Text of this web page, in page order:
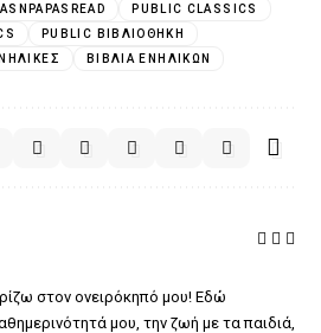
PUBLIC CLASSICS
PUBLIC ΒΙΒΛΙΟΘΉΚΗ
ΒΙΒΛΊΑ ΕΝΗΛΊΚΩΝ
στον ονειρόκηπό μου! Εδώ
μου, την ζωή με τα παιδιά,